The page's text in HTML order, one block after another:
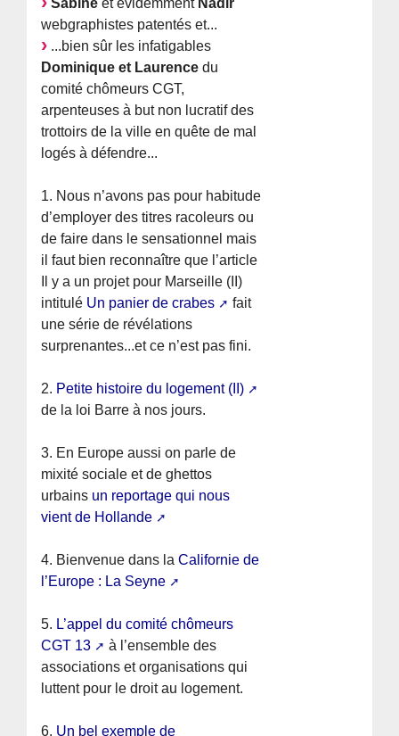
Sabine et évidemment Nadir
webgraphistes patentés et...
...bien sûr les infatigables
Dominique et Laurence du
comité chômeurs CGT,
arpenteuses à but non lucratif des
trottoirs de la ville en quête de mal
logés à défendre...
1. Nous n’avons pas pour habitude
d’employer des titres racoleurs ou
de faire dans le sensationnel mais
il faut bien reconnaître que l’article
Il y a un projet pour Marseille (II)
intitulé Un panier de crabes
fait
une série de révélations
surprenantes...et ce n’est pas fini.
2. Petite histoire du logement (II)
de la loi Barre à nos jours.
3. En Europe aussi on parle de
mixité sociale et de ghettos
urbains un reportage qui nous
vient de Hollande
4. Bienvenue dans laCalifornie de
l’Europe : La Seyne
5. L’appel du comité chômeurs
CGT 13
à l’ensemble des
associations et organisations qui
luttent pour le droit au logement.
6. Un bel exemple de